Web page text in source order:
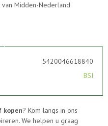
Midden-Nederland
5420046618840
BSI
kopen? Kom langs in ons
We helpen u graag